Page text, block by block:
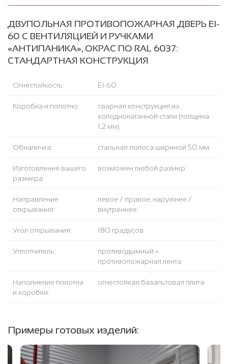
ДВУПОЛЬНАЯ ПРОТИВОПОЖАРНАЯ ДВЕРЬ EI-
60 С ВЕНТИЛЯЦИЕЙ И РУЧКАМИ
«АНТИПАНИКА», ОКРАС ПО RAL 6037:
СТАНДАРТНАЯ КОНСТРУКЦИЯ
Огнестойкость: EI-60
Коробка и полотно:
сварная конструкция из
холоднокатанной стали (толщина
1,2 мм)
Обналичка: стальная полоса шириной 50 мм
Изготовление вашего
размера:
возможен любой размер
Направление
открывания:
левое / правое, наружнее /
внутреннее
Угол открывания: 180 градусов
Уплотнитель:
противодымный +
противопожарная лента
Наполнение полотна
и коробки:
огнестойкая базальтовая плита
Примеры готовых изделий: